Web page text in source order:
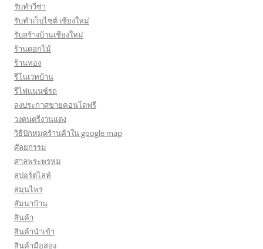
รับทำวีซ่า
รับทำเว็บไซต์ เชียงใหม่
รับสร้างบ้านเชียงใหม่
ร้านดอกไม้
ร้านทอง
รีโนเวทบ้าน
รีไฟแนนซ์รถ
ลงประกาศขายคอนโดฟรี
วงดนตรีงานแต่ง
วิธีปักหมุดร้านค้าใน google map
ศัลยกรรม
ศาลพระพรหม
สปอร์ตไลท์
สมุนไพร
สัมนาบ้าน
สินค้า
สินค้านำเข้า
สินค้ามือสอง